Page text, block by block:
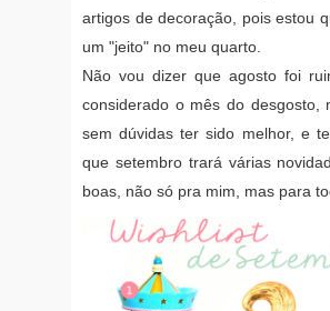
artigos de decoração, pois estou
um "jeito" no meu quarto.
Não vou dizer que agosto foi
considerado o mês do desgosto,
sem dúvidas ter sido melhor, e
que setembro trará várias
boas, não só pra mim, mas para